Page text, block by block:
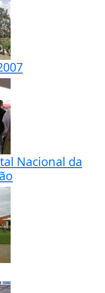
Nacional da